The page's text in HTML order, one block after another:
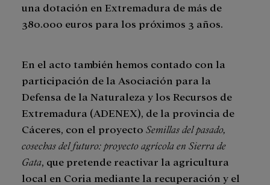
una dotación en Extremadura de más de
380.000 euros para los próximos 3 años.
En el acto también hemos contado con la
participación de la Asociación para la
Defensa de la Naturaleza y los Recursos de
Extremadura (ADENEX), de la provincia de
Cáceres, con el proyecto Semillas del pasado,
cosechas del futuro: proyecto agrícola en Sierra de
Gata , que pretende reactivar la agricultura
local en Coria mediante la recuperación y el